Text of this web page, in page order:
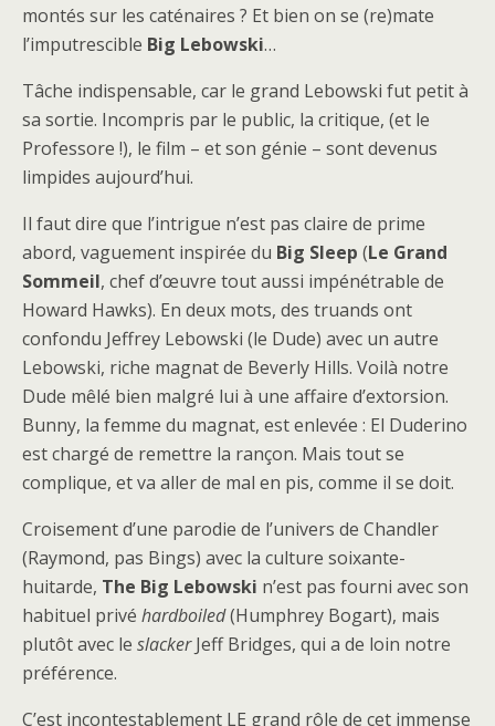
montés sur les caténaires ? Et bien on se (re)mate
l’imputrescible Big Lebowski…
Tâche indispensable, car le grand Lebowski fut petit à
sa sortie. Incompris par le public, la critique, (et le
Professore !), le film – et son génie – sont devenus
limpides aujourd’hui.
Il faut dire que l’intrigue n’est pas claire de prime
abord, vaguement inspirée du Big Sleep (Le Grand
Sommeil, chef d’œuvre tout aussi impénétrable de
Howard Hawks). En deux mots, des truands ont
confondu Jeffrey Lebowski (le Dude) avec un autre
Lebowski, riche magnat de Beverly Hills. Voilà notre
Dude mêlé bien malgré lui à une affaire d’extorsion.
Bunny, la femme du magnat, est enlevée : El Duderino
est chargé de remettre la rançon. Mais tout se
complique, et va aller de mal en pis, comme il se doit.
Croisement d’une parodie de l’univers de Chandler
(Raymond, pas Bings) avec la culture soixante-
huitarde, The Big Lebowski n’est pas fourni avec son
habituel privé hardboiled(Humphrey Bogart), mais
plutôt avec le slackerJeff Bridges, qui a de loin notre
préférence.
C’est incontestablement LE grand rôle de cet immense